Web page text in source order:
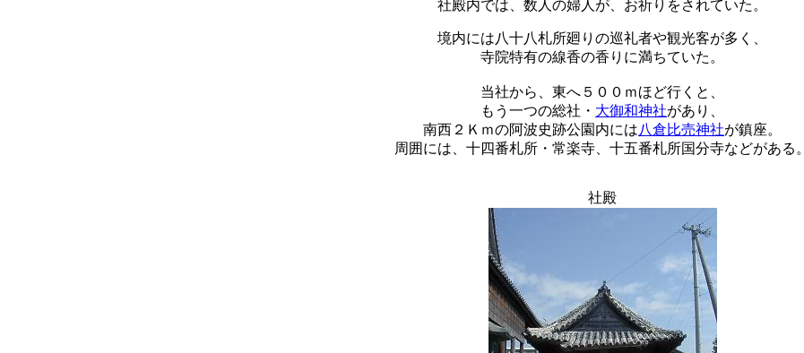
社殿内では、数人の婦人が、お祈りをされていた。
境内には八十八札所廻りの巡礼者や観光客が多く、
寺院特有の線香の香りに満ちていた。
当社から、東へ５００ｍほど行くと、
もう一つの総社・ 大御和神社があり、
南西２Ｋｍの阿波史跡公園内には八倉比売神社が鎮座。
周囲には、十四番札所・常楽寺、十五番札所国分寺などがある。
社殿